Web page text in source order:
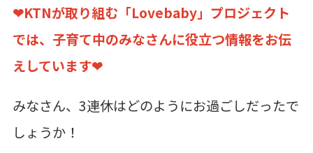
❤KTNが取り組む「Lovebaby」プロジェクト
では、 子育て中のみなさんに役立つ情報をお伝
えしています❤
みなさん、3連休はどのようにお過ごしだったで
しょうか！